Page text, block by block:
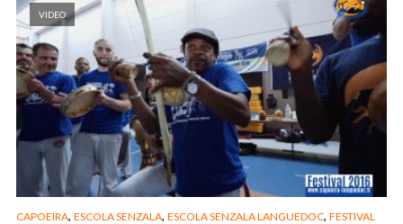
VIDEO
CAPOEIRA, ESCOLA SENZALA, ESCOLA SENZALA LANGUEDOC, FESTIVAL